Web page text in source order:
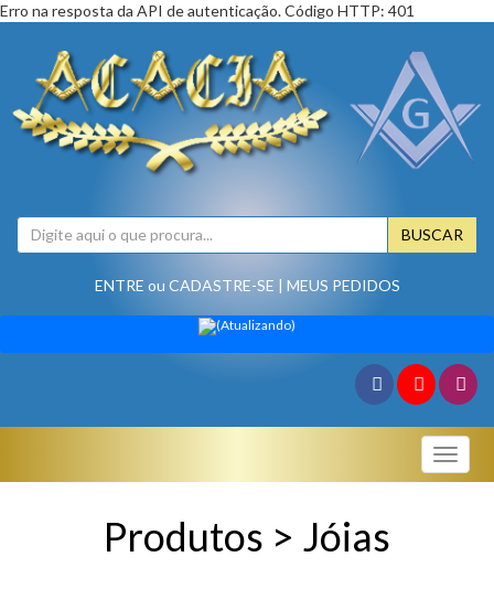
Erro na resposta da API de autenticação. Código HTTP: 401
BUSCAR
ENTRE ou CADASTRE-SE | MEUS PEDIDOS
(Atualizando)
Toggle
Produtos > Jóias